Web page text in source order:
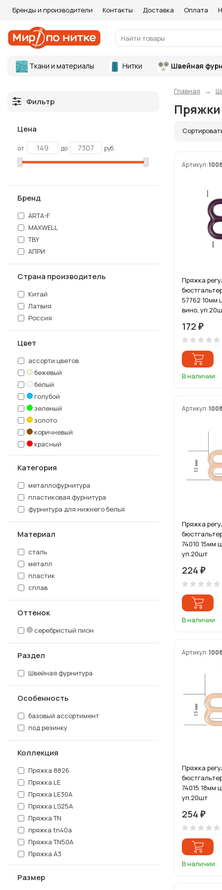
Бренды и производители Контакты Доставка Оплата
Ткани и материалы Нитки Швейная
Главная
Пряжки
Артикул:
Пряжка
57762 10мм
вино,
172 ₽
В наличии
Артикул:
Пряжка
74010 15мм
уп.20шт
224 ₽
В наличии
Артикул:
Пряжка
74015 18мм
уп.20шт
254 ₽
В наличии
Фильтр
Цена
от до руб.
Бренд
ARTA-F
MAXWELL
TBY
АПРИ
Страна производитель
Китай
Латвия
Россия
Цвет
ассорти цветов
бежевый
белый
голубой
зеленый
золото
коричневый
красный
молочный
никель
розовый
серебристый пион
серый
фиолетовый
черный
черный никель
золотистый
Категория
металлофурнитура
пластиковая фурнитура
фурнитура для нижнего белья
Материал
сталь
металл
пластик
сплав
Оттенок
серебристый пион
Раздел
Швейная фурнитура
Особенность
базовый ассортимент
под резинку
Коллекция
Пряжка 8826
Пряжка LE
Пряжка LE30А
Пряжка LS25А
Пряжка TN
пряжка tn40a
Пряжка TN50A
Пряжка А3
Пряжка металл под резинку
арт.TBY.2548
Размер